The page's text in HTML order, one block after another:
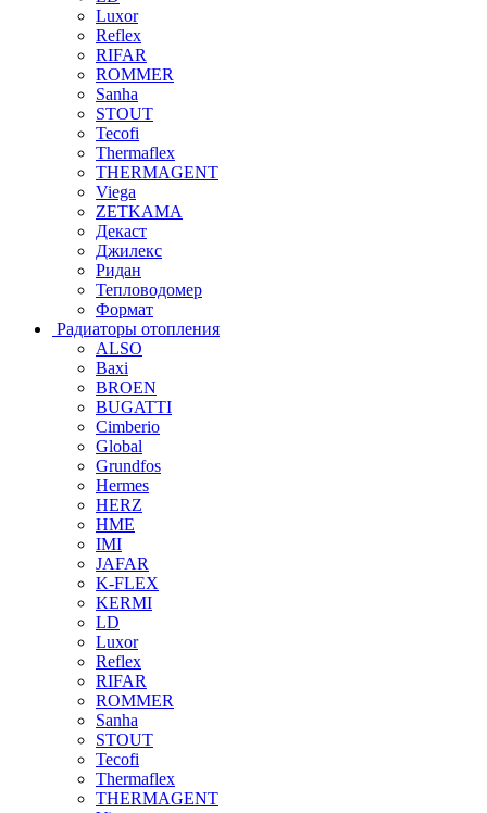
Luxor
Reflex
RIFAR
ROMMER
Sanha
STOUT
Tecofi
Thermaflex
THERMAGENT
Viega
ZETKAMA
Декаст
Джилекс
Ридан
Тепловодомер
Формат
Радиаторы отопления
ALSO
Baxi
BROEN
BUGATTI
Cimberio
Global
Grundfos
Hermes
HERZ
HME
IMI
JAFAR
K-FLEX
KERMI
LD
Luxor
Reflex
RIFAR
ROMMER
Sanha
STOUT
Tecofi
Thermaflex
THERMAGENT